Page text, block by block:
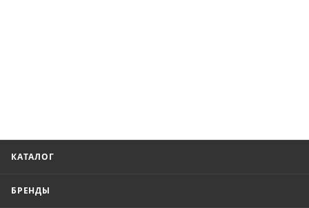
КАТАЛОГ
БРЕНДЫ